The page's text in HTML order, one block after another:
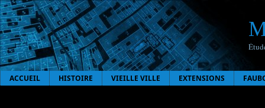
ACCUEIL HISTOIRE VIEILLE VILLE EXTENSIONS